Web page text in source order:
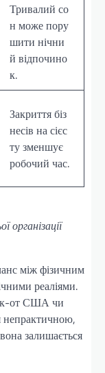
Тривалий со
н може пору
шити нічни
й відпочино
к.
Закриття біз
несів на сієс
ту зменшує
робочий час.
організації
між фізичним
реаліями.
от США чи
непрактичною,
залишається